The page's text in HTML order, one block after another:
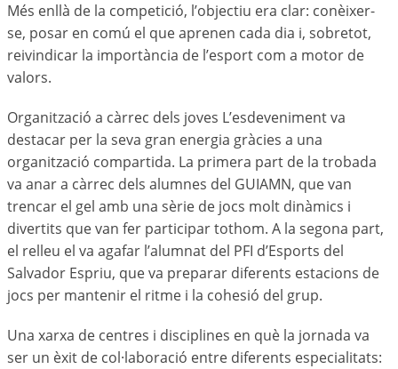
Més enllà de la competició, l’objectiu era clar: conèixer-
se, posar en comú el que aprenen cada dia i, sobretot,
reivindicar la importància de l’esport com a motor de
valors.
Organització a càrrec dels joves L’esdeveniment va
destacar per la seva gran energia gràcies a una
organització compartida. La primera part de la trobada
va anar a càrrec dels alumnes del GUIAMN, que van
trencar el gel amb una sèrie de jocs molt dinàmics i
divertits que van fer participar tothom. A la segona part,
el relleu el va agafar l’alumnat del PFI d’Esports del
Salvador Espriu, que va preparar diferents estacions de
jocs per mantenir el ritme i la cohesió del grup.
Una xarxa de centres i disciplines en què la jornada va
ser un èxit de col·laboració entre diferents especialitats: